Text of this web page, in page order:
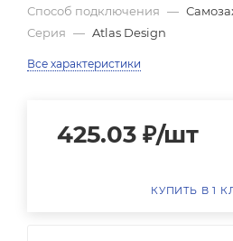
Способ подключения —
Серия — Atlas Design
Все характеристики
425.03 ₽/шт
КУПИТЬ В 1